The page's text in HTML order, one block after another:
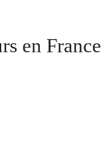
en France